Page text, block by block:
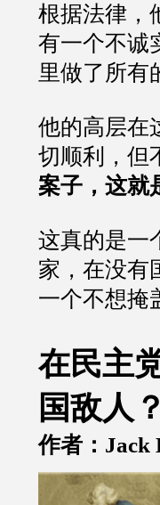
根据法律，
有一个不诚
里做了所有
他的高层在
切顺利，但
案子，这就
这真的是一
家，在没有
一个不想掩
在民主
国敌人？
作者：Jack